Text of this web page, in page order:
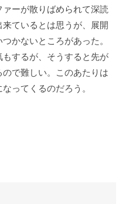
ーが散りばめられて深読
ているとは思うが、展開
かないところがあった。
するが、そうすると先が
で難しい。このあたりは
ってくるのだろう。